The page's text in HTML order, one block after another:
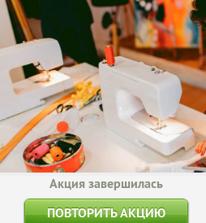
Акция завершилась
ПОВТОРИТЬ АКЦИЮ